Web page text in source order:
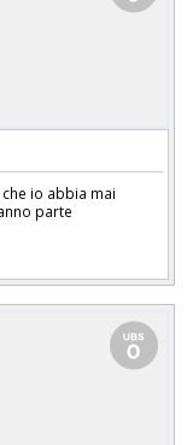
io abbia mai
parte